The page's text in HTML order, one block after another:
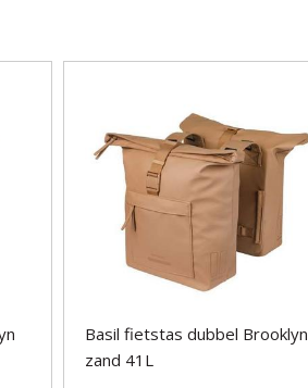
Basil fietstas dubbel Brooklyn
zand 41L